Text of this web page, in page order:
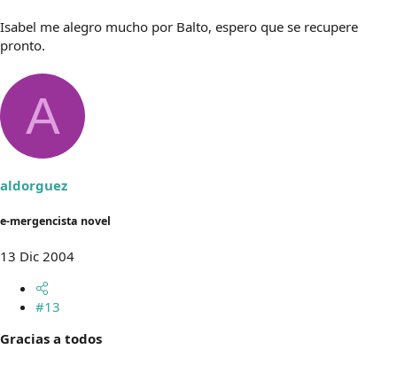
Isabel me alegro mucho por Balto, espero que se recupere
pronto.
A
aldorguez
e-mergencista novel
13 Dic 2004
#13
Gracias a todos